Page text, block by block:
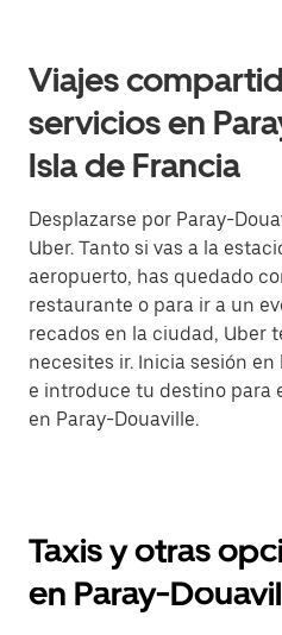
Viajes
servicios en
Isla de Francia
Desplazarse por Paray-
Uber. Tanto si vas a la
aeropuerto, has quedado
restaurante o para ir a un
recados en la ciudad, Uber
necesites ir. Inicia sesión
e introduce tu destino para
en Paray-Douaville.
Taxis y otras
en Paray-